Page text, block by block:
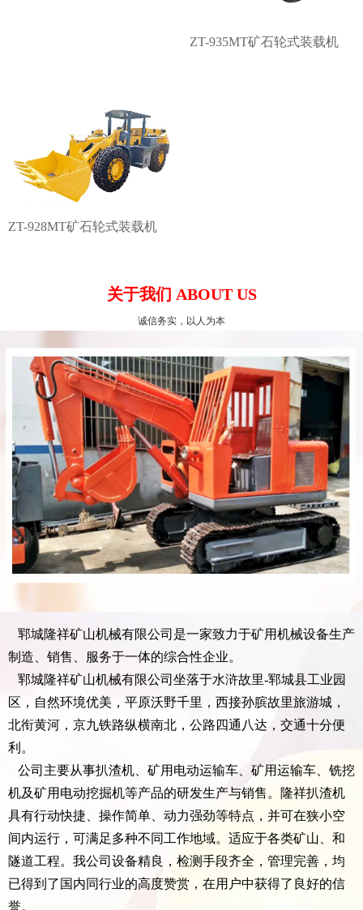
ZT-935MT矿石轮式装载机
ZT-928MT矿石轮式装载机
关于我们 ABOUT US
诚信务实，以人为本
郓城隆祥矿山机械有限公司是一家致力于矿用机械设备生产
制造、销售、服务于一体的综合性企业。
郓城隆祥矿山机械有限公司坐落于水浒故里-郓城县工业园
区，自然环境优美，平原沃野千里，西接孙膑故里旅游城，
北衔黄河，京九铁路纵横南北，公路四通八达，交通十分便
利。
公司主要从事扒渣机、矿用电动运输车、矿用运输车、铣挖
机及矿用电动挖掘机等产品的研发生产与销售。隆祥扒渣机
具有行动快捷、操作简单、动力强劲等特点，并可在狭小空
间内运行，可满足多种不同工作地域。适应于各类矿山、和
隧道工程。我公司设备精良，检测手段齐全，管理完善，均
已得到了国内同行业的高度赞赏，在用户中获得了良好的信
誉。